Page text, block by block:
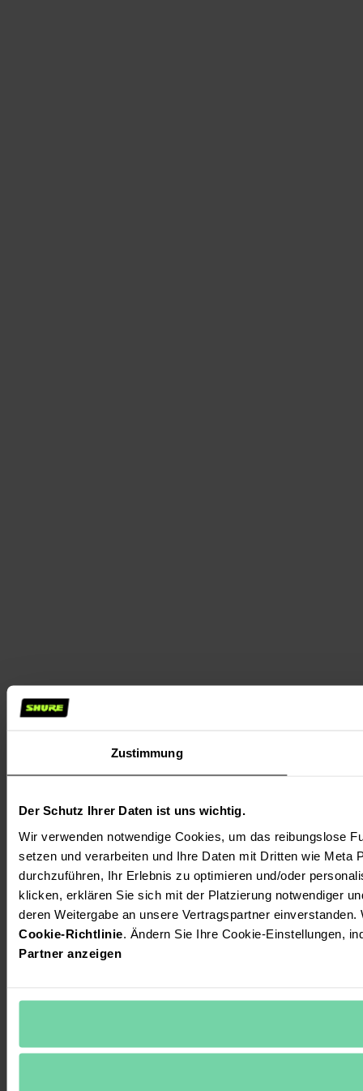
Zustimmung
Der Schutz Ihrer Daten ist uns wichtig.
Wir verwenden notwendige Cookies, um das reibungslose
setzen und verarbeiten und Ihre Daten mit Dritten wie Meta
durchzuführen, Ihr Erlebnis zu optimieren und/oder
klicken, erklären Sie sich mit der Platzierung notwendiger
deren Weitergabe an unsere Vertragspartner
Cookie-Richtlinie . Ändern Sie Ihre Cookie-Einstellungen,
Partner anzeigen